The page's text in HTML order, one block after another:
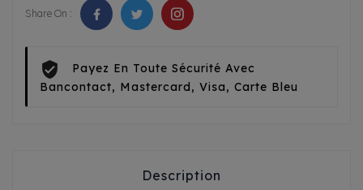
Share On :
Payez En Toute Sécurité Avec
Bancontact, Mastercard, Visa, Carte Bleu
Description